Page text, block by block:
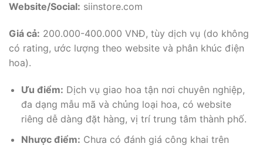
Website/Social: siinstore.com
Giá cả: 200.000-400.000 VNĐ, tùy dịch vụ (do không
có rating, ước lượng theo website và phân khúc điện
hoa).
Ưu điểm: Dịch vụ giao hoa tận nơi chuyên nghiệp,
đa dạng mẫu mã và chủng loại hoa, có website
riêng dễ dàng đặt hàng, vị trí trung tâm thành phố.
Nhược điểm: Chưa có đánh giá công khai trên